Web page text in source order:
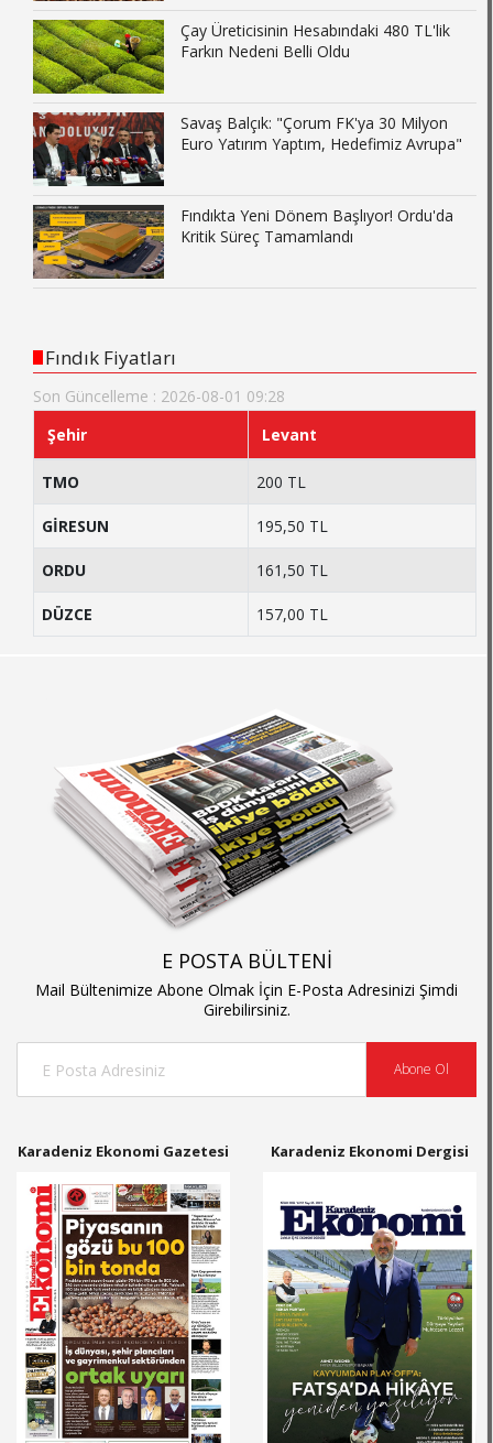
Çay Üreticisinin Hesabındaki 480 TL'lik
Farkın Nedeni Belli Oldu
Savaş Balçık: "Çorum FK'ya 30 Milyon
Euro Yatırım Yaptım, Hedefimiz Avrupa"
Fındıkta Yeni Dönem Başlıyor! Ordu'da
Kritik Süreç Tamamlandı
Fındık Fiyatları
Son Güncelleme : 2026-08-01 09:28
Şehir
Levant
TMO 200 TL
GİRESUN 195,50 TL
ORDU 161,50 TL
DÜZCE 157,00 TL
E POSTA BÜLTENİ
Mail Bültenimize Abone Olmak İçin E-Posta Adresinizi Şimdi
Girebilirsiniz.
Abone Ol
Karadeniz Ekonomi Gazetesi Karadeniz Ekonomi Dergisi